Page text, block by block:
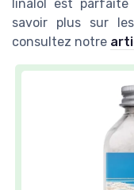
linalol est parfaite
savoir plus sur
consultez notre